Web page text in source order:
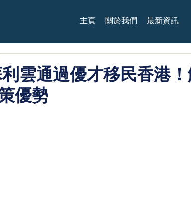
主頁 關於我們 最新資訊
雲通過優才移民香港
優勢